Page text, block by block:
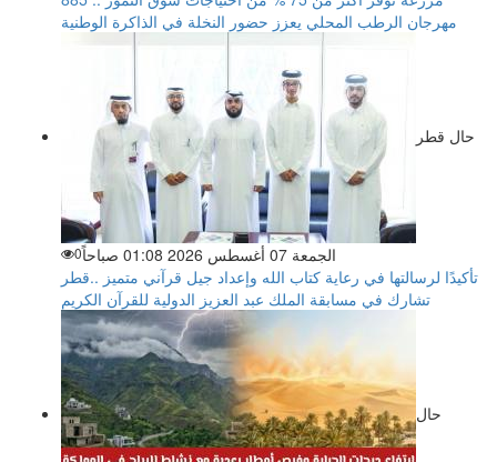
مهرجان الرطب المحلي يعزز حضور النخلة في الذاكرة الوطنية
حال قطر
الجمعة 07 أغسطس 2026 01:08 صباحاً 0
تأكيدًا لرسالتها في رعاية كتاب الله وإعداد جيل قرآني متميز ..قطر
تشارك في مسابقة الملك عبد العزيز الدولية للقرآن الكريم
حال